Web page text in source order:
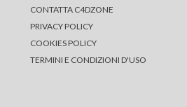
CONTATTA C4DZONE
PRIVACY POLICY
COOKIES POLICY
TERMINI E CONDIZIONI D'USO